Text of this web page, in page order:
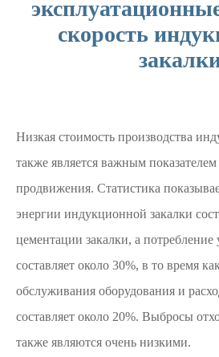
скорость
Низкая стоимость производства
также является важным
продвижения. Статистика
энергии индукционной закалки
цементации закалки, а
составляет около 30%, в то время
обслуживания оборудования и
составляет около 20%. Выбросы
также являются очень низкими.